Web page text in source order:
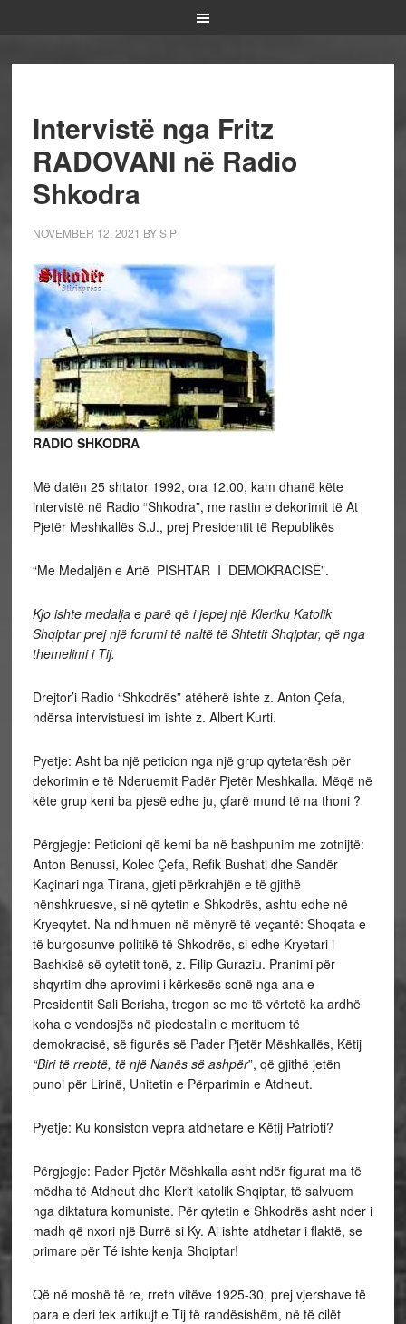
Intervistë nga Fritz
RADOVANI në Radio
Shkodra
NOVEMBER 12, 2021 BYS P
RADIO SHKODRA
Më datën 25 shtator 1992, ora 12.00, kam dhanë këte
intervistë në Radio “Shkodra”, me rastin e dekorimit të At
Pjetër Meshkallës S.J., prej Presidentit të Republikës
“Me Medaljën e Artë PISHTAR I DEMOKRACISË”.
Kjo ishte medalja e parë që i jepej një Kleriku Katolik
Shqiptar prej një forumi të naltë të Shtetit Shqiptar, që nga
themelimi i Tij.
Drejtor’i Radio “Shkodrës” atëherë ishte z. Anton Çefa,
ndërsa intervistuesi im ishte z. Albert Kurti.
Pyetje: Asht ba një peticion nga një grup qytetarësh për
dekorimin e të Nderuemit Padër Pjetër Meshkalla. Mëqë në
këte grup keni ba pjesë edhe ju, çfarë mund të na thoni ?
Përgjegje: Peticioni që kemi ba në bashpunim me zotnijtë:
Anton Benussi, Kolec Çefa, Refik Bushati dhe Sandër
Kaçinari nga Tirana, gjeti përkrahjën e të gjithë
nënshkruesve, si në qytetin e Shkodrës, ashtu edhe në
Kryeqytet. Na ndihmuen në mënyrë të veçantë: Shoqata e
të burgosunve politikë të Shkodrës, si edhe Kryetari i
Bashkisë së qytetit tonë, z. Filip Guraziu. Pranimi për
shqyrtim dhe aprovimi i kërkesës sonë nga ana e
Presidentit Sali Berisha, tregon se me të vërtetë ka ardhë
koha e vendosjës në piedestalin e merituem të
demokracisë, së figurës së Pader Pjetër Mëshkallës, Këtij
“Biri të rrebtë, të një Nanës së ashpër”, që gjithë jetën
punoi për Lirinë, Unitetin e Përparimin e Atdheut.
Pyetje: Ku konsiston vepra atdhetare e Këtij Patrioti?
Përgjegje: Pader Pjetër Mëshkalla asht ndër figurat ma të
mëdha të Atdheut dhe Klerit katolik Shqiptar, të salvuem
nga diktatura komuniste. Për qytetin e Shkodrës asht nder i
madh që nxori një Burrë si Ky. Ai ishte atdhetar i flaktë, se
primare për Té ishte kenja Shqiptar!
Që në moshë të re, rreth vitëve 1925-30, prej vjershave të
para e deri tek artikujt e Tij të randësishëm, në të cilët